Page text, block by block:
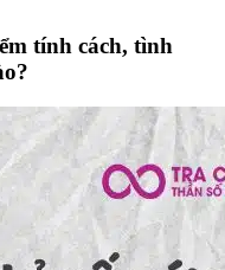
tính cách, tình